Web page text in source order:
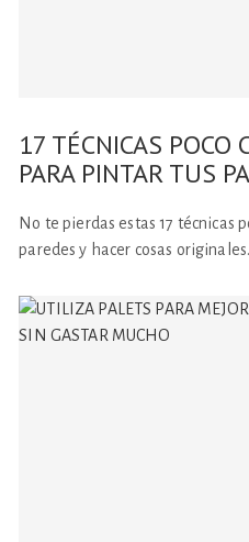
17 TÉCNICAS POCO
PARA PINTAR TUS
No te pierdas estas 17 técnicas
paredes y hacer cosas